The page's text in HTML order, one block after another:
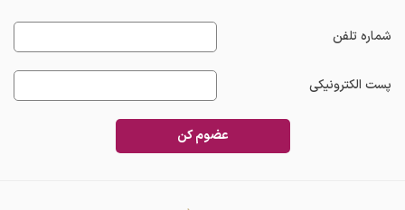
شماره تلفن
پست الکترونیکی
عضوم کن